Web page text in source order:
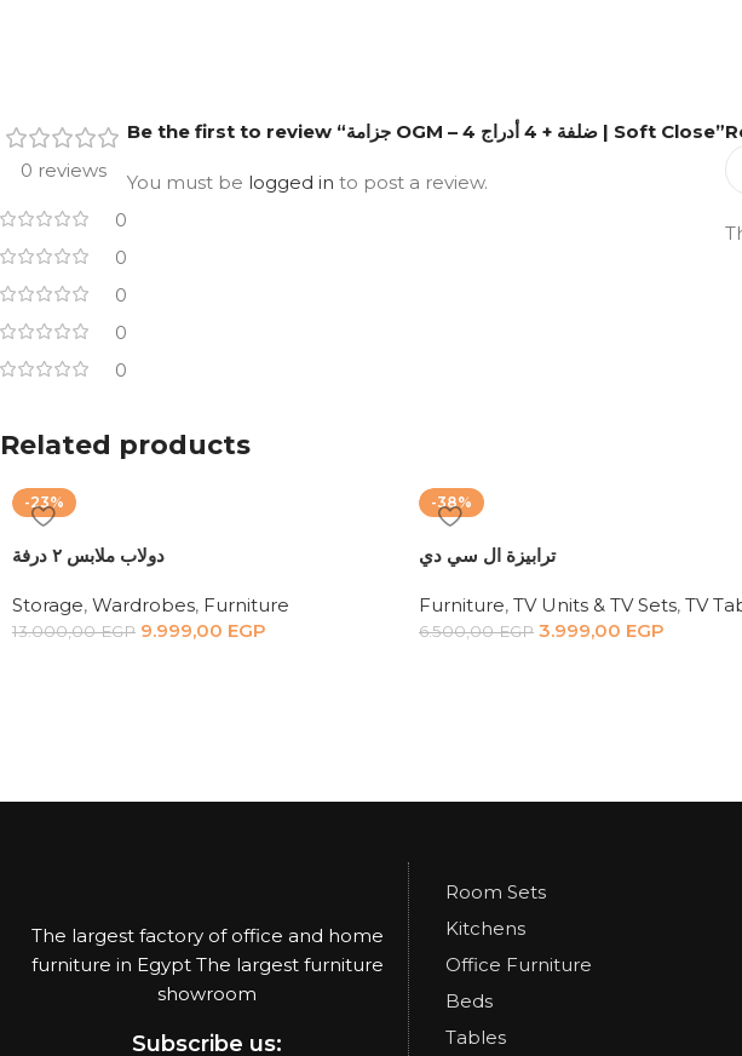
0 reviews
0
0
0
0
0
Be the first to review “جزامة OGM – 4 ضلفة + 4 أدراج | Soft Close”
You must be logged in to post a review.
Related products
-23%
دولاب ملابس ٢ درفة
Storage, Wardrobes, Furniture
13.000,00EGP 9.999,00 EGP
-38%
ترابيزة ال سي دي
Furniture, TV Units & TV Sets, TV
6.500,00EGP 3.999,00 EGP
The largest factory of office and home
furniture in Egypt The largest furniture
showroom
Subscribe us:
Room Sets
Kitchens
Office Furniture
Beds
Tables